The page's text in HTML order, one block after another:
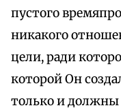
пустого
никакого
цели, ради
которой Он
только и должны